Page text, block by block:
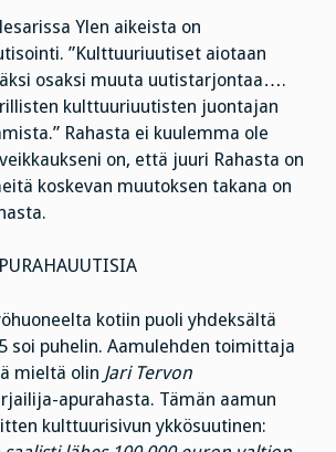
Ylen aikeista on
”Kulttuuriuutiset aiotaan
osaksi muuta uutistarjontaa….
kulttuuriuutisten juontajan
Rahasta ei kuulemma ole
on, että juuri Rahasta on
koskevan muutoksen takana on
kotiin puoli yhdeksältä
soi puhelin. Aamulehden toimittaja
mieltä olin Jari Tervon
apurahasta. Tämän aamun
kulttuurisivun ykkösuutinen: